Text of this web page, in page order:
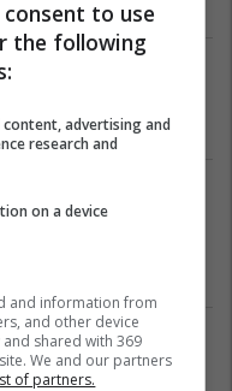
ofertën për
18/06/2026
sfidon gjigantët
to use
the following
advertising and
research and
on a device
and information from
and other device
shared with 369
We and our partners
of partners.